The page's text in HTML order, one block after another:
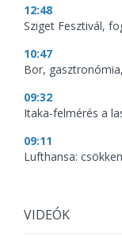
12:48
Sziget Fesztivál,
10:47
Bor,
09:32
Itaka-felmérés a
09:11
Lufthansa:
VIDEÓK